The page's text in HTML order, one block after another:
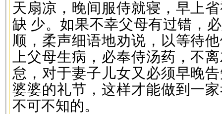
天扇凉，晚间服侍就寝，早上
缺 少。如果不幸父母有过错，
顺，柔声细语地劝说，以等待
上父母生病，必奉侍汤药，不
怠，对于妻子儿女又必须早晚
婆婆的礼节，这样才能做到一
不可不知的。